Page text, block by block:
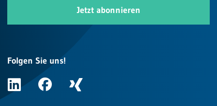
Jetzt abonnieren
Folgen Sie uns!